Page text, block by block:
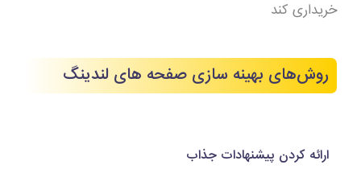
خریداری کند
روش‌های بهینه سازی صفحه های لندینگ
ارائه کردن پیشنهادات جذاب